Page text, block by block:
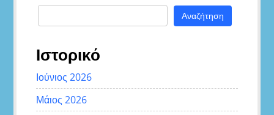
Αναζήτηση
Ιστορικό
Ιούνιος 2026
Μάιος 2026